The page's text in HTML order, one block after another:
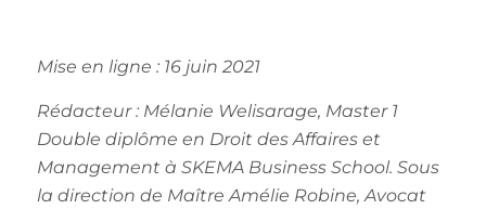
Mise en ligne : 16 juin 2021
Rédacteur : Mélanie Welisarage, Master 1
Double diplôme en Droit des Affaires et
Management à SKEMA Business School. Sous
la direction de Maître Amélie Robine, Avocat